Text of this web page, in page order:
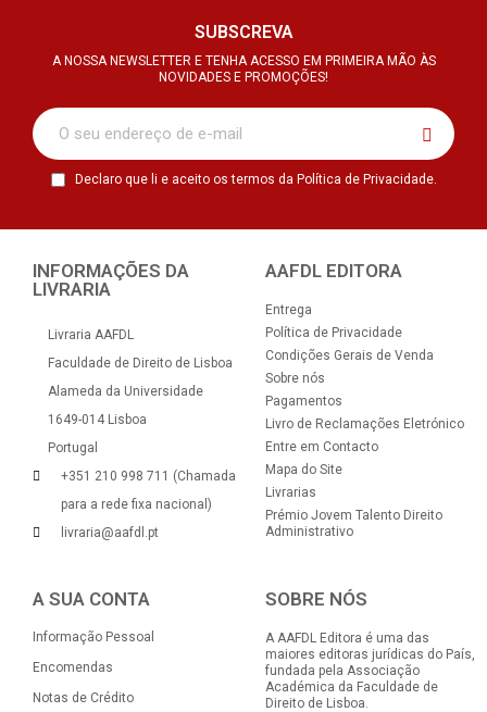
SUBSCREVA
A NOSSA NEWSLETTER E TENHA ACESSO EM PRIMEIRA MÃO ÀS
NOVIDADES E PROMOÇÕES!
Declaro que li e aceito os termos da Política de Privacidade.
INFORMAÇÕES DA
LIVRARIA
Livraria AAFDL
Faculdade de Direito de Lisboa
Alameda da Universidade
1649-014 Lisboa
Portugal
+351 210 998 711 (Chamada
para a rede fixa nacional)
livraria@aafdl.pt
AAFDL EDITORA
Entrega
Política de Privacidade
Condições Gerais de Venda
Sobre nós
Pagamentos
Livro de Reclamações Eletrónico
Entre em Contacto
Mapa do Site
Livrarias
Prémio Jovem Talento Direito
Administrativo
A SUA CONTA
Informação Pessoal
Encomendas
Notas de Crédito
SOBRE NÓS
A AAFDL Editora é uma das
maiores editoras jurídicas do País,
fundada pela Associação
Académica da Faculdade de
Direito de Lisboa.